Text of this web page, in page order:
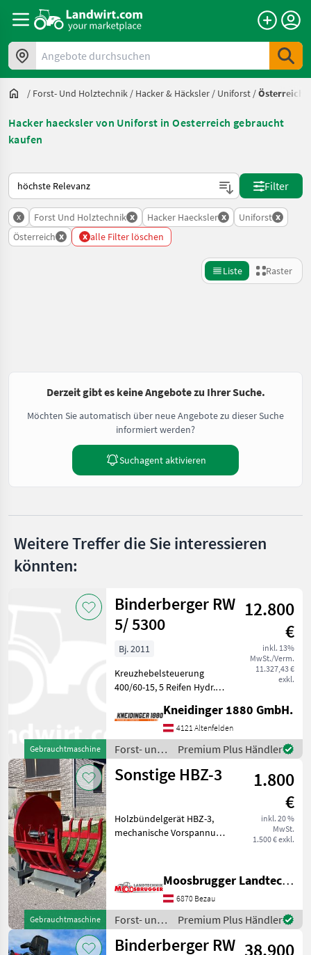
Angebote durchsuchen
/ Forst- Und Holztechnik / Hacker & Häcksler / Uniforst /Österreich
Hacker haecksler von Uniforst in Oesterreich gebraucht
kaufen
So wird auf Landwirt.com sortiert
Filter
x Forst Und Holztechnik x Hacker Haecksler x Uniforst x
Österreich x x alle Filter löschen
Liste Raster
Derzeit gibt es keine Angebote zu Ihrer Suche.
Möchten Sie automatisch über neue Angebote zu dieser Suche
informiert werden?
Suchagent aktivieren
Weitere Treffer die Sie interessieren
könnten:
Gebrauchtmaschine
Binderberger RW
5/ 5300
12.800
€
inkl. 13%
MwSt./Verm.
11.327,43 €
exkl.
Bj. 2011
Kreuzhebelsteuerung
400/60-15, 5 Reifen Hydr.
und Holztechnik
Forstanhänger /
Rückewägen
Kneidinger 1880 GmbH.
4121 Altenfelden
Forst- und
Holztechnik
/
Premium Plus Händler
Gebrauchtmaschine
Sonstige HBZ-3
1.800
€
inkl. 20 %
MwSt.
1.500 € exkl.
Holzbündelgerät HBZ-3,
mechanische Vorspannung,
Stapleraufnahme,
Euroaufnahme,
Gesamtgewicht 330kg.
Vollgendes Zubehör ist
Moosbrugger Landtechnik GmbH
6870 Bezau
Forst- und
Holztechnik
/ Sonstige
Premium Plus Händler
Binderberger RW 38.900